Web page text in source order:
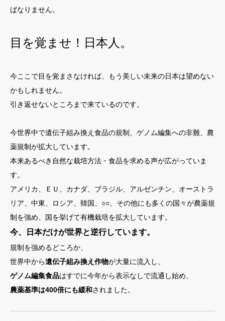
ばなりません。
目を覚ませ！日本人。
今ここで目を覚まさなければ、もう美しい未来の日本は望めない
かもしれません。
引き返せないところまで来ているのです。
今世界中で遺伝子組み換え食品の規制、ゲノム編集への非難、農
薬規制が拡大しています。
本来あるべき自然な栽培方法・食品を求める声が広がっていま
す。
アメリカ、ＥＵ、カナダ、ブラジル、アルゼンチン、オーストラ
リア、中東、ロシア、韓国、○○、その他にも多くの国々が農薬規
制を強め、国を挙げて有機栽培を拡大しています。
今、日本だけが世界と逆行しています。
規制を強めるどころか、
世界中から遺伝子組み換え作物が大量に流入し、
ゲノム編集食品はすでに今年から表示なしで流通し始め、
農薬基準は400倍にも緩和されました。